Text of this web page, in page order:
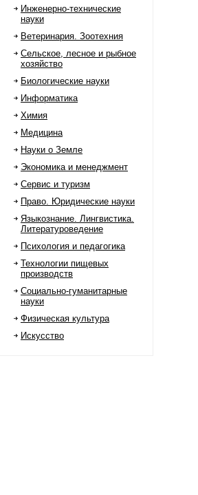
Инженерно-технические
науки
Ветеринария. Зоотехния
Сельское, лесное и рыбное
хозяйство
Биологические науки
Информатика
Химия
Медицина
Науки о Земле
Экономика и менеджмент
Сервис и туризм
Право. Юридические науки
Языкознание. Лингвистика.
Литературоведение
Психология и педагогика
Технологии пищевых
производств
Социально-гуманитарные
науки
Физическая культура
Искусство